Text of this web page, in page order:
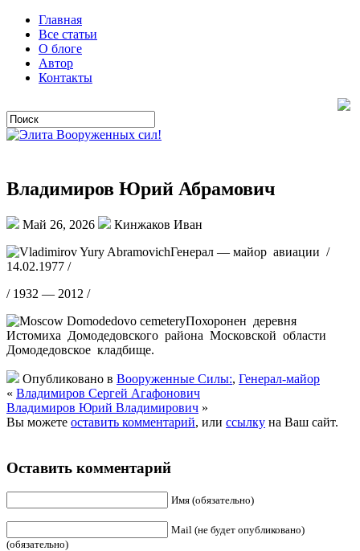
Главная
Все статьи
О блоге
Автор
Контакты
Владимиров Юрий Абрамович
Май 26, 2026
Кинжаков Иван
Генерал — майор авиации /
14.02.1977 /
/ 1932 — 2012 /
Похоронен деревня
Истомиха Домодедовского района Московской области
Домодедовское кладбище.
Опубликовано в Вооруженные Силы:, Генерал-майор
« Владимиров Сергей Агафонович
Владимиров Юрий Владимирович »
Вы можете оставить комментарий, или ссылку на Ваш сайт.
Оставить комментарий
Имя (обязательно)
Mail (не будет опубликовано)
(обязательно)